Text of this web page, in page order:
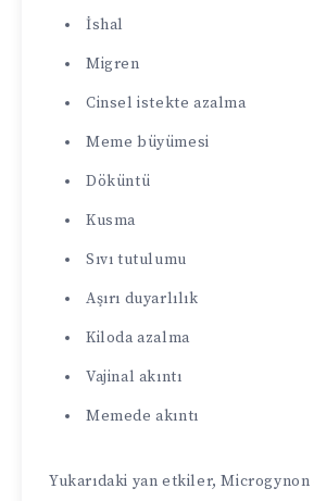
İshal
Migren
Cinsel istekte azalma
Meme büyümesi
Döküntü
Kusma
Sıvı tutulumu
Aşırı duyarlılık
Kiloda azalma
Vajinal akıntı
Memede akıntı
Yukarıdaki yan etkiler,